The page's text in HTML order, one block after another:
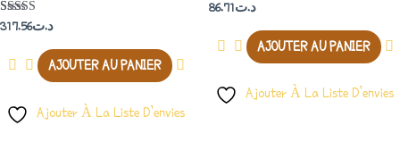
Note د.ت317.56
AJOUTER AU PANIER
Ajouter À La Liste D’envies
د.ت86.71
AJOUTER AU PANIER
Ajouter À La Liste D’envies